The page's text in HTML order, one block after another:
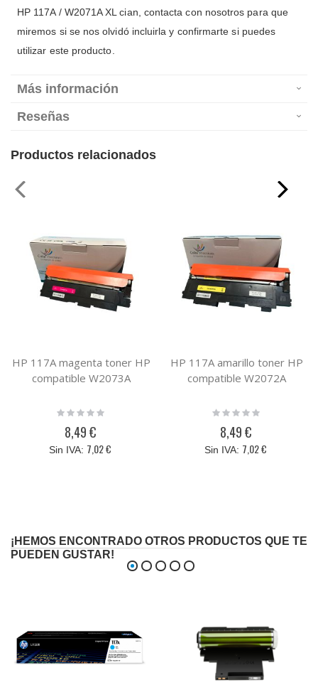
HP 117A / W2071A XL cian, contacta con nosotros para que
miremos si se nos olvidó incluirla y confirmarte si puedes
utilizar este producto.
Más información
Reseñas
Productos relacionados
HP 117A magenta toner HP
compatible W2073A
Rating:
8,49 €
7,02 €
HP 117A amarillo toner HP
compatible W2072A
Rating:
8,49 €
7,02 €
¡HEMOS ENCONTRADO OTROS PRODUCTOS QUE TE
PUEDEN GUSTAR!